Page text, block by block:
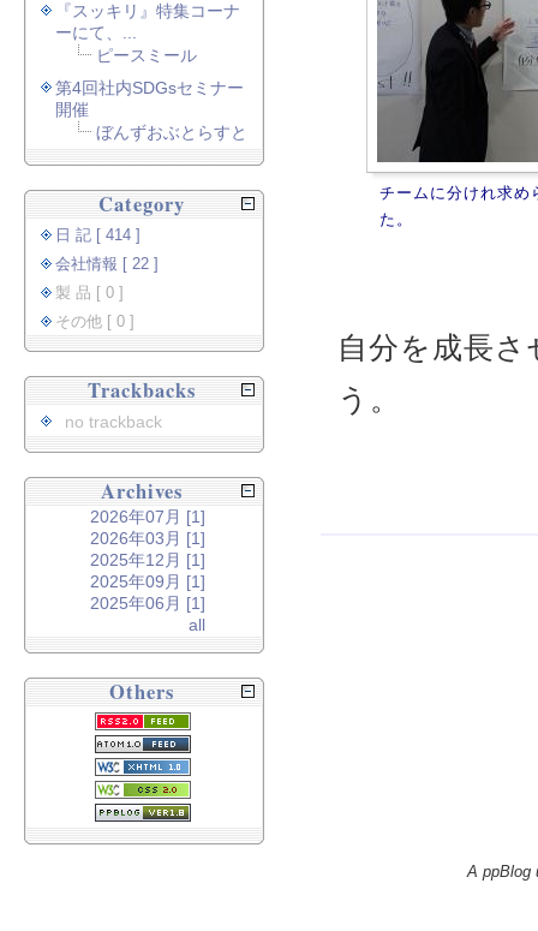
チームに分けれ求め
た。
自分を成長
う。
『スッキリ』特集コーナ
ーにて、...
ピースミール
第4回社内SDGsセミナー
開催
ぼんずおぶとらすと
Category
日 記 [ 414 ]
会社情報 [ 22 ]
製 品 [ 0 ]
その他 [ 0 ]
Trackbacks
no trackback
Archives
2026年07月 [1]
2026年03月 [1]
2025年12月 [1]
2025年09月 [1]
2025年06月 [1]
all
Others
A ppBlog